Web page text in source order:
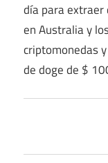
día para
en Australia y
criptomonedas
de doge de $